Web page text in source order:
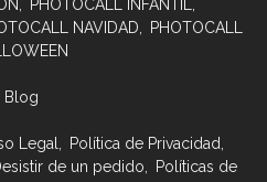
PHOTOCALL INFANTIL
NAVIDAD
PHOTOCALL
Blog
Legal
Política de Privacidad
de un pedido
Políticas de